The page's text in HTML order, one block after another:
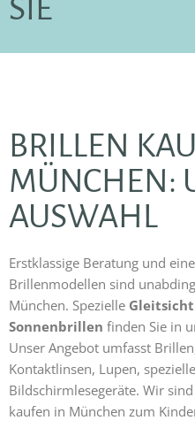
SIE
BRILLEN
MÜNCHEN:
AUSWAHL
Erstklassige Beratung und
Brillenmodellen sind
München. Spezielle
Sonnenbrillen finden Sie in
Unser Angebot umfasst
Kontaktlinsen, Lupen,
Bildschirmlesegeräte. Wir
kaufen in München zum